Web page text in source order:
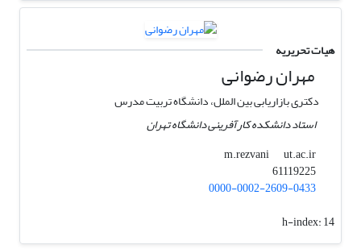
هیات تحریریه
مهران رضوانی
دکتری بازاریابی بین الملل، دانشگاه تربیت مدرس
استاد دانشکده کارآفرینی دانشگاه تهران
m.rezvani
ut.ac.ir
61119225
0000-0002-2609-0433
h-index:14